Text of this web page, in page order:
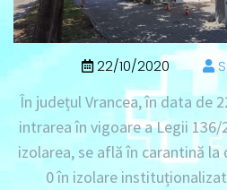
22/10/2020
În județul Vrancea, în data de
intrarea în vigoare a Legii
izolarea, se află în carantină
0 în izolare